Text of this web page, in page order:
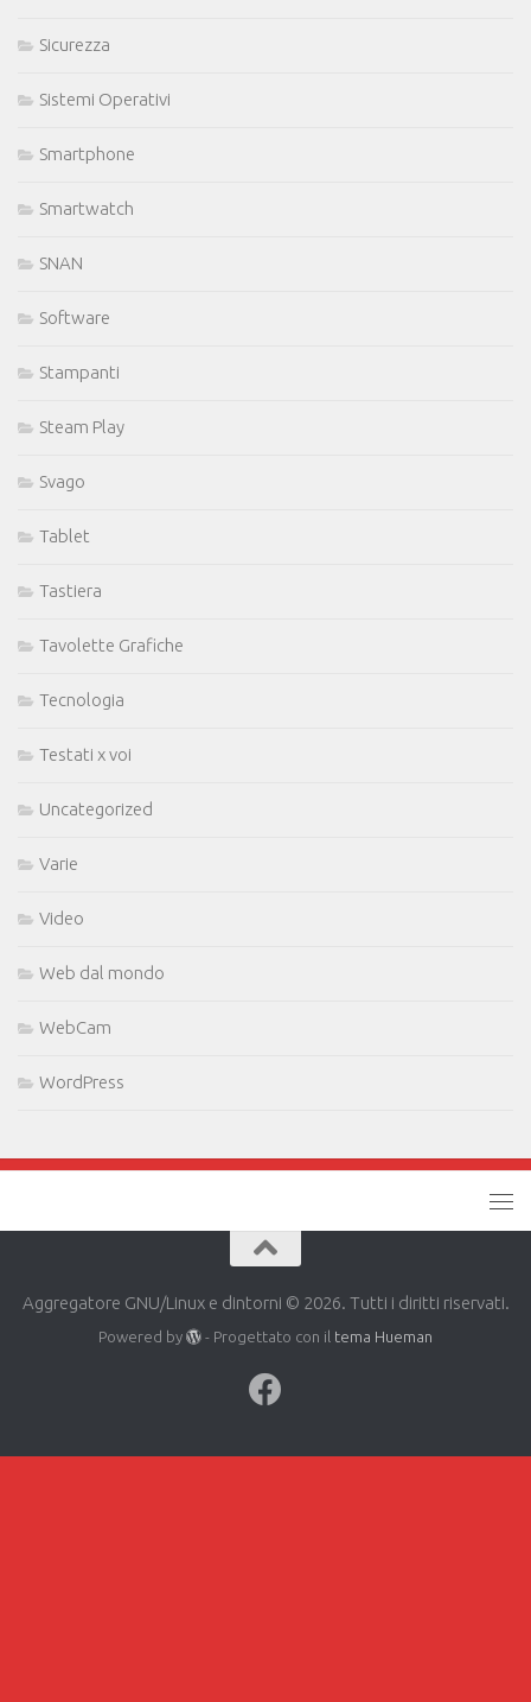
Sicurezza
Sistemi Operativi
Smartphone
Smartwatch
SNAN
Software
Stampanti
Steam Play
Svago
Tablet
Tastiera
Tavolette Grafiche
Tecnologia
Testati x voi
Uncategorized
Varie
Video
Web dal mondo
WebCam
WordPress
Aggregatore GNU/Linux e dintorni © 2026. Tutti i diritti riservati.
Powered by - Progettato con il tema Hueman